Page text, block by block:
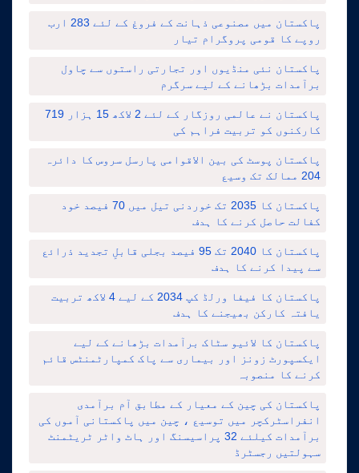
پاکستان میں مصنوعی ذہانت کے فروغ کے لئے 283 ارب
روپے کا قومی پروگرام تیار
پاکستان نئی منڈیوں اور تجارتی راستوں سے چاول
برآمدات بڑھانے کے لیے سرگرم
پاکستان نے عالمی روزگار کے لئے 2 لاکھ 15 ہزار 719
کارکنوں کو تربیت فراہم کی
پاکستان پوسٹ کی بین الاقوامی پارسل سروس کا دائرہ
204 ممالک تک وسیع
پاکستان کا 2035 تک خوردنی تیل میں 70 فیصد خود
کفالت حاصل کرنے کا ہدف
پاکستان کا 2040 تک 95 فیصد بجلی قابلِ تجدید ذرائع
سے پیدا کرنے کا ہدف
پاکستان کا فیفا ورلڈ کپ 2034 کے لیے 4 لاکھ تربیت
یافتہ کارکن بھیجنے کا ہدف
پاکستان کا لائیو سٹاک برآمدات بڑھانے کے لیے
ایکسپورٹ زونز اور بیماری سے پاک کمپارٹمنٹس قائم
کرنے کا منصوبہ
پاکستان کی چین کے معیار کے مطابق آم برآمدی
انفراسٹرکچر میں توسیع ، چین میں پاکستانی آموں کی
برآمدات کیلئے 32 پراسیسنگ اور ہاٹ واٹر ٹریٹمنٹ
سہولتیں رجسٹرڈ